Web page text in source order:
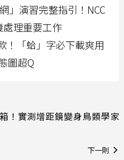
」演習完整指引！NCC
理重要工作
！「蛤」字必下載爽用
圖超Q
！實測增距鏡變身鳥類學家
下一則